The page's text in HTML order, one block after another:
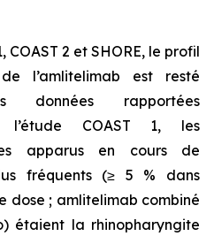
COAST 2 et SHORE, le profil
l’amlitelimab est resté
données rapportées
l’étude COAST 1, les
apparus en cours de
fréquents (≥ 5 % dans
dose ; amlitelimab combiné
étaient la rhinopharyngite